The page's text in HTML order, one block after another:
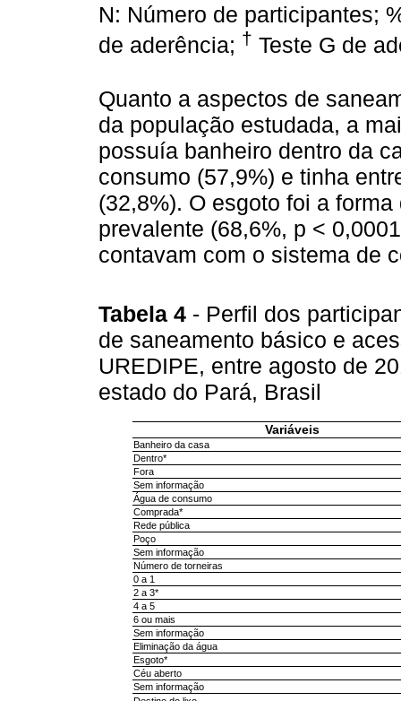
N: Número de participantes;
de aderência; † Teste G de
Quanto a aspectos de
da população estudada, a
possuía banheiro dentro da
consumo (57,9%) e tinha
(32,8%). O esgoto foi a
prevalente (68,6%, p <
contavam com o sistema de
Tabela 4 - Perfil dos
de saneamento básico e
UREDIPE, entre agosto de
estado do Pará, Brasil
Variáveis
Banheiro da casa
Dentro*
Fora
Sem informação
Água de consumo
Comprada*
Rede pública
Poço
Sem informação
Número de torneiras
0 a 1
2 a 3*
4 a 5
6 ou mais
Sem informação
Eliminação da água
Esgoto*
Céu aberto
Sem informação